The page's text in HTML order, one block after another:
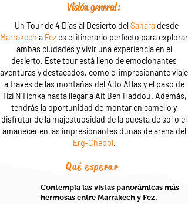
Visión general:
Un Tour de 4 Días al Desierto delSaharadesde
Marrakech a Fez es el itinerario perfecto para explorar
ambas ciudades y vivir una experiencia en el
desierto. Este tour está lleno de emocionantes
aventuras y destacados, como el impresionante viaje
a través de las montañas del Alto Atlas y el paso de
Tizi N'Tichka hasta llegar a Ait Ben Haddou. Además,
tendrás la oportunidad de montar en camello y
disfrutar de la majestuosidad de la puesta de sol o el
amanecer en las impresionantes dunas de arena del
Erg-Chebbi.
Qué esperar
Contempla las vistas panorámicas más
hermosas entre Marrakech y Fez.